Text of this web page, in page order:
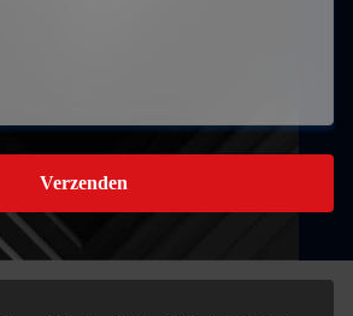
Verzenden